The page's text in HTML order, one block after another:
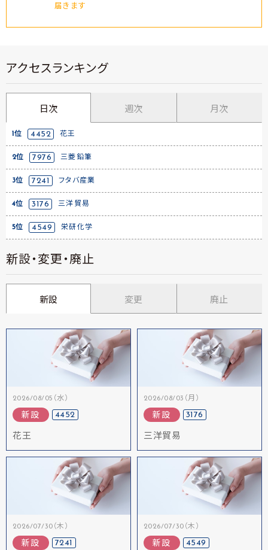
届きます
アクセスランキング
日次 週次 月次
1位 4452 花王
2位 7976 三菱鉛筆
3位 7241 フタバ産業
4位 3176 三洋貿易
5位 4549 栄研化学
新設・変更・廃止
新設 変更 廃止
2026/08/05（水）
新設 4452
花王
2026/08/03（月）
新設 3176
三洋貿易
2026/07/30（木）
新設 7241
2026/07/30（木）
新設 4549